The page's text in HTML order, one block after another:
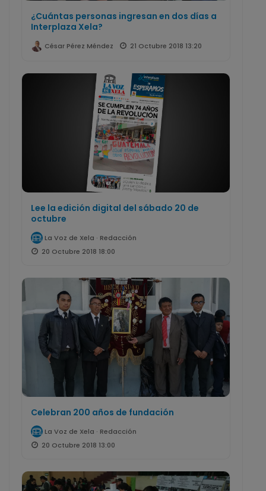
¿Cuántas personas ingresan en dos días a
Interplaza Xela?
César Pérez Méndez 21 Octubre 2018 13:20
Lee la edición digital del sábado 20 de
octubre
La Voz de Xela · Redacción
20 Octubre 2018 18:00
Celebran 200 años de fundación
La Voz de Xela · Redacción
20 Octubre 2018 13:00